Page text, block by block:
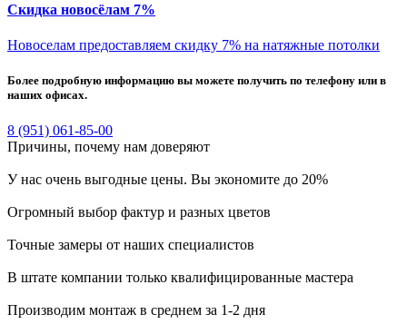
Скидка новосёлам 7%
Новоселам предоставляем скидку 7% на натяжные потолки
Более подробную информацию вы можете получить по телефону или в
наших офисах.
8 (951) 061-85-00
Причины, почему нам доверяют
У нас очень выгодные цены. Вы экономите до 20%
Огромный выбор фактур и разных цветов
Точные замеры от наших специалистов
В штате компании только квалифицированные мастера
Производим монтаж в среднем за 1-2 дня